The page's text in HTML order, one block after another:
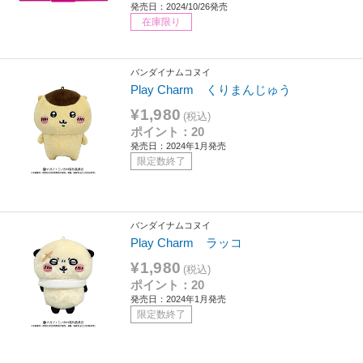
発売日：2024/10/26発売
在庫限り
バンダイナムコヌイ
Play Charm くりまんじゅう
¥1,980 (税込)
ポイント：20
発売日：2024年1月発売
限定数終了
バンダイナムコヌイ
Play Charm ラッコ
¥1,980 (税込)
ポイント：20
発売日：2024年1月発売
限定数終了